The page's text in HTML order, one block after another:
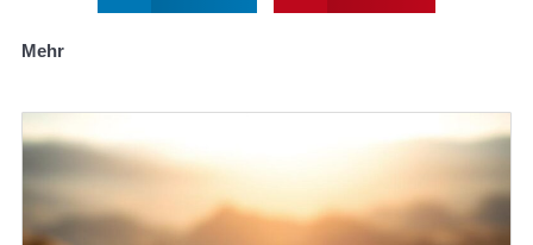
Mehr